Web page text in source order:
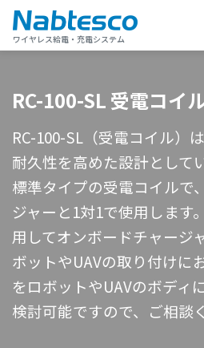
ワイヤレス給電・充電システム
RC-100-SL 受電コイ
RC-100-SL（受電コイル）
耐久性を高めた設計として
標準タイプの受電コイルで
ジャーと1対1で使用します
用してオンボードチャージ
ボットやUAVの取り付けに
をロボットやUAVのボディ
検討可能ですので、ご相談